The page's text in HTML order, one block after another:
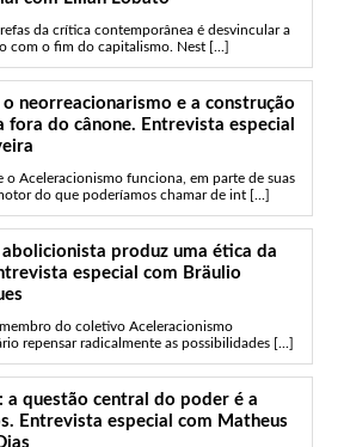
da crítica contemporânea é desvincular a
com o fim do capitalismo. Nest [...]
neorreacionarismo e a construção
fora do cânone. Entrevista especial
o Aceleracionismo funciona, em parte de suas
do que poderíamos chamar de int [...]
abolicionista produz uma ética da
especial com Bräulio
do coletivo Aceleracionismo
repensar radicalmente as possibilidades [...]
a questão central do poder é a
Entrevista especial com Matheus